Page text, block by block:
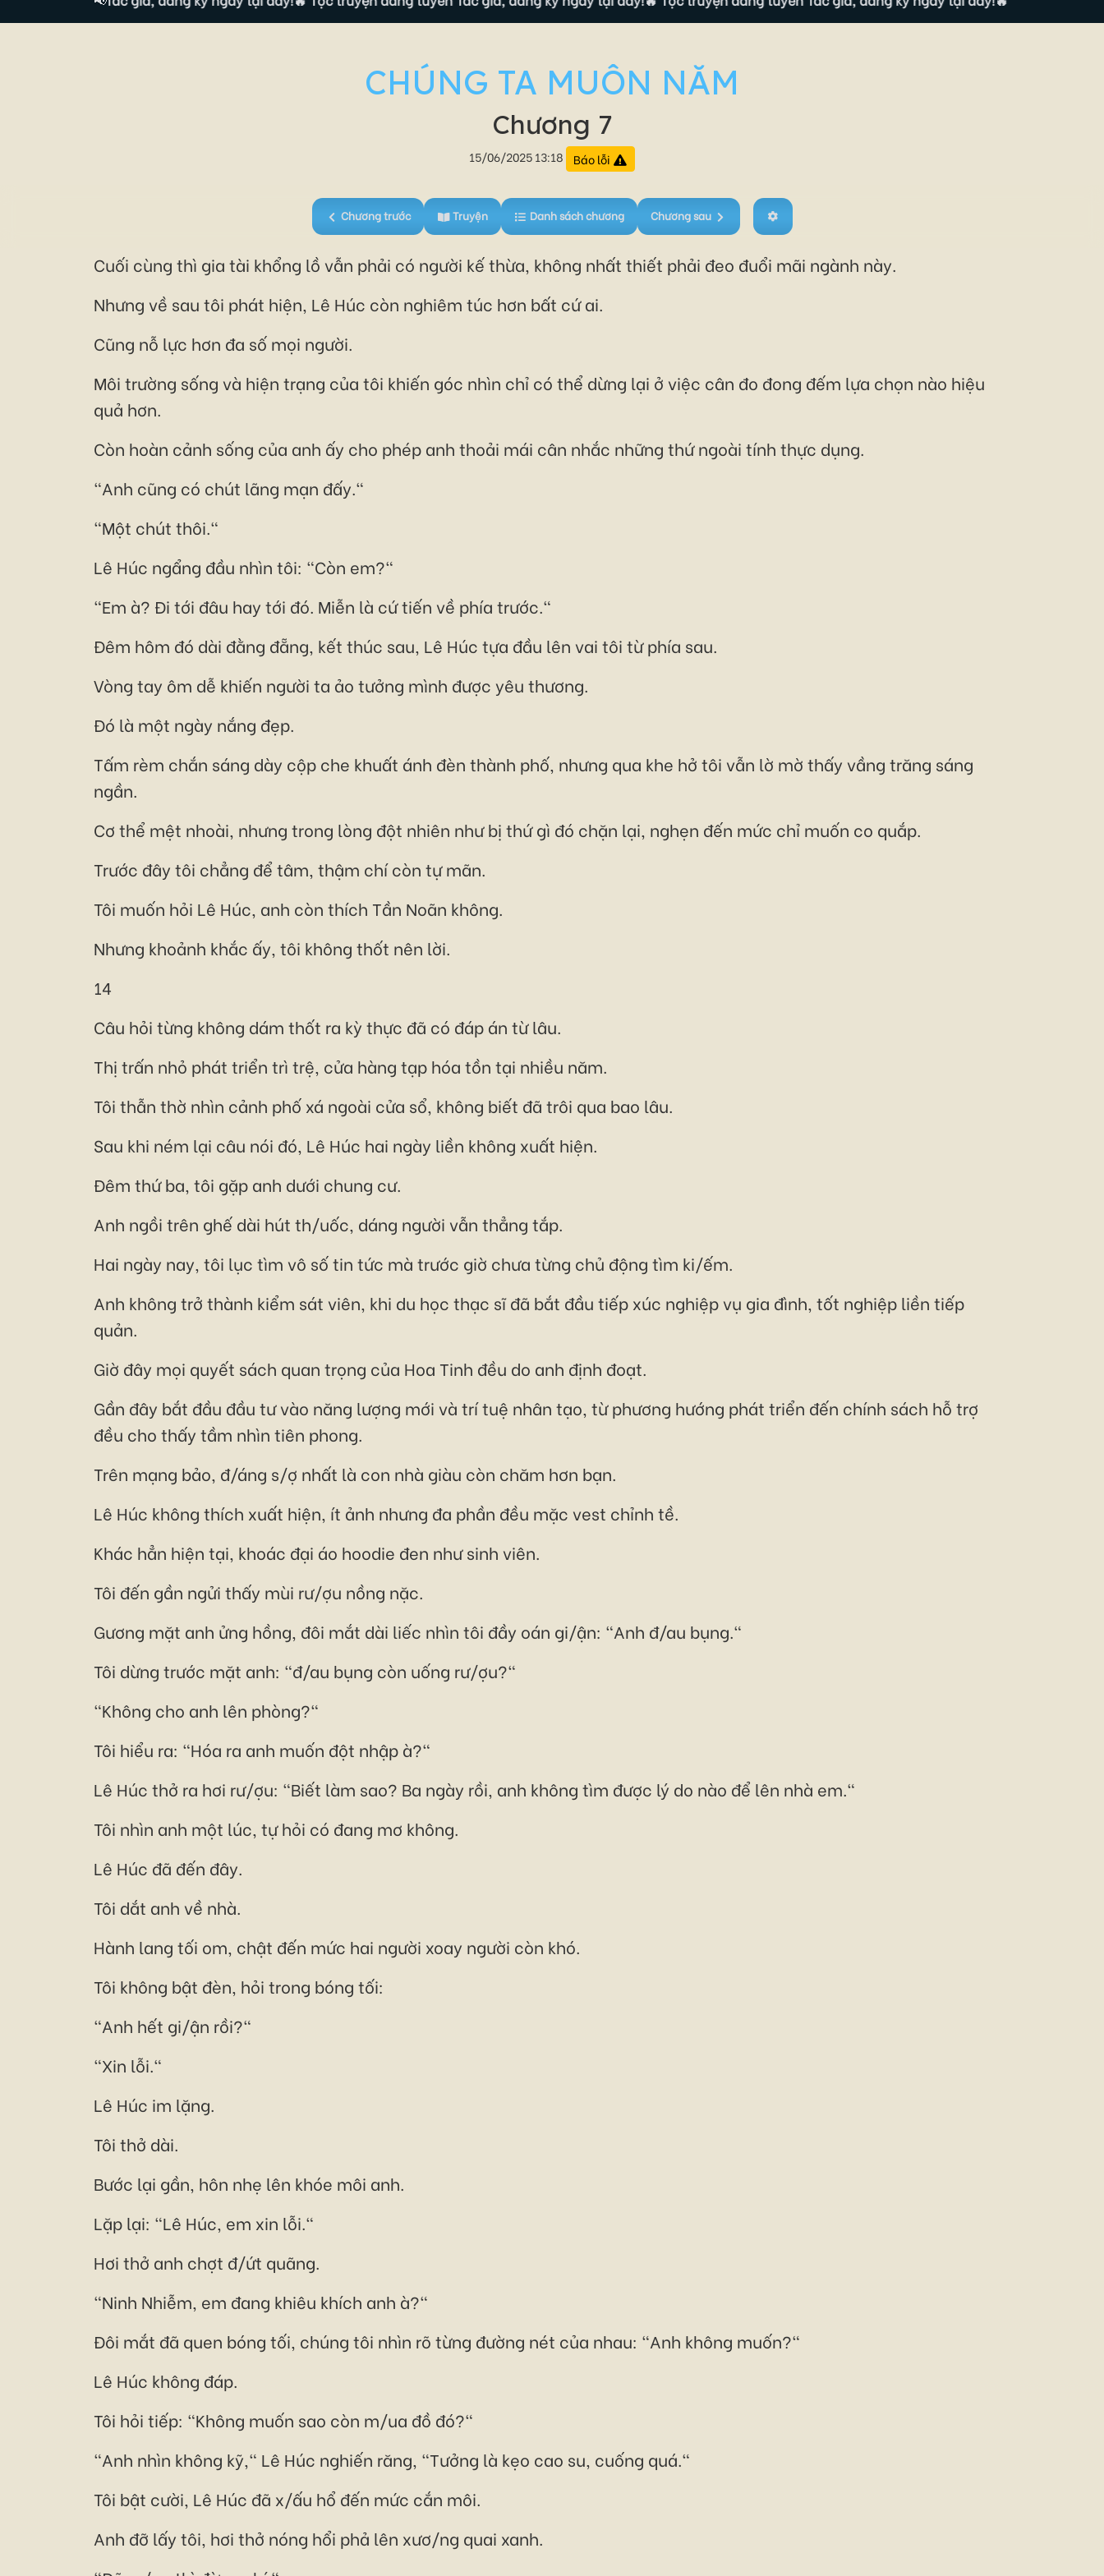
CHÚNG TA MUÔN NĂM
Chương 7
15/06/2025 13:18 Báo lỗi
Chương trước Truyện Danh sách chương Chương sau
Cuối cùng thì gia tài khổng lồ vẫn phải có người kế thừa, không nhất thiết phải đeo đuổi mãi ngành này.
Nhưng về sau tôi phát hiện, Lê Húc còn nghiêm túc hơn bất cứ ai.
Cũng nỗ lực hơn đa số mọi người.
Môi trường sống và hiện trạng của tôi khiến góc nhìn chỉ có thể dừng lại ở việc cân đo đong đếm lựa chọn nào hiệu
quả hơn.
Còn hoàn cảnh sống của anh ấy cho phép anh thoải mái cân nhắc những thứ ngoài tính thực dụng.
"Anh cũng có chút lãng mạn đấy."
"Một chút thôi."
Lê Húc ngẩng đầu nhìn tôi: "Còn em?"
"Em à? Đi tới đâu hay tới đó. Miễn là cứ tiến về phía trước."
Đêm hôm đó dài đằng đẵng, kết thúc sau, Lê Húc tựa đầu lên vai tôi từ phía sau.
Vòng tay ôm dễ khiến người ta ảo tưởng mình được yêu thương.
Đó là một ngày nắng đẹp.
Tấm rèm chắn sáng dày cộp che khuất ánh đèn thành phố, nhưng qua khe hở tôi vẫn lờ mờ thấy vầng trăng sáng
ngần.
Cơ thể mệt nhoài, nhưng trong lòng đột nhiên như bị thứ gì đó chặn lại, nghẹn đến mức chỉ muốn co quắp.
Trước đây tôi chẳng để tâm, thậm chí còn tự mãn.
Tôi muốn hỏi Lê Húc, anh còn thích Tần Noãn không.
Nhưng khoảnh khắc ấy, tôi không thốt nên lời.
14
Câu hỏi từng không dám thốt ra kỳ thực đã có đáp án từ lâu.
Thị trấn nhỏ phát triển trì trệ, cửa hàng tạp hóa tồn tại nhiều năm.
Tôi thẫn thờ nhìn cảnh phố xá ngoài cửa sổ, không biết đã trôi qua bao lâu.
Sau khi ném lại câu nói đó, Lê Húc hai ngày liền không xuất hiện.
Đêm thứ ba, tôi gặp anh dưới chung cư.
Anh ngồi trên ghế dài hút th/uốc, dáng người vẫn thẳng tắp.
Hai ngày nay, tôi lục tìm vô số tin tức mà trước giờ chưa từng chủ động tìm ki/ếm.
Anh không trở thành kiểm sát viên, khi du học thạc sĩ đã bắt đầu tiếp xúc nghiệp vụ gia đình, tốt nghiệp liền tiếp
quản.
Giờ đây mọi quyết sách quan trọng của Hoa Tinh đều do anh định đoạt.
Gần đây bắt đầu đầu tư vào năng lượng mới và trí tuệ nhân tạo, từ phương hướng phát triển đến chính sách hỗ trợ
đều cho thấy tầm nhìn tiên phong.
Trên mạng bảo, đ/áng s/ợ nhất là con nhà giàu còn chăm hơn bạn.
Lê Húc không thích xuất hiện, ít ảnh nhưng đa phần đều mặc vest chỉnh tề.
Khác hẳn hiện tại, khoác đại áo hoodie đen như sinh viên.
Tôi đến gần ngửi thấy mùi rư/ợu nồng nặc.
Gương mặt anh ửng hồng, đôi mắt dài liếc nhìn tôi đầy oán gi/ận: "Anh đ/au bụng."
Tôi dừng trước mặt anh: "đ/au bụng còn uống rư/ợu?"
"Không cho anh lên phòng?"
Tôi hiểu ra: "Hóa ra anh muốn đột nhập à?"
Lê Húc thở ra hơi rư/ợu: "Biết làm sao? Ba ngày rồi, anh không tìm được lý do nào để lên nhà em."
Tôi nhìn anh một lúc, tự hỏi có đang mơ không.
Lê Húc đã đến đây.
Tôi dắt anh về nhà.
Hành lang tối om, chật đến mức hai người xoay người còn khó.
Tôi không bật đèn, hỏi trong bóng tối:
"Anh hết gi/ận rồi?"
"Xin lỗi."
Lê Húc im lặng.
Tôi thở dài.
Bước lại gần, hôn nhẹ lên khóe môi anh.
Lặp lại: "Lê Húc, em xin lỗi."
Hơi thở anh chợt đ/ứt quãng.
"Ninh Nhiễm, em đang khiêu khích anh à?"
Đôi mắt đã quen bóng tối, chúng tôi nhìn rõ từng đường nét của nhau: "Anh không muốn?"
Lê Húc không đáp.
Tôi hỏi tiếp: "Không muốn sao còn m/ua đồ đó?"
"Anh nhìn không kỹ," Lê Húc nghiến răng, "Tưởng là kẹo cao su, cuống quá."
Tôi bật cười, Lê Húc đã x/ấu hổ đến mức cắn môi.
Anh đỡ lấy tôi, hơi thở nóng hổi phả lên xươ/ng quai xanh.